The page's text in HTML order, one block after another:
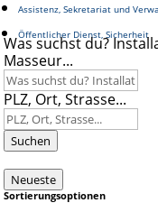
Assistenz, Sekretariat und
Öffentlicher Dienst, Sicherheit
Was suchst du?
Masseur...
PLZ, Ort, Strasse...
Suchen
Neueste
Sortierungsoptionen